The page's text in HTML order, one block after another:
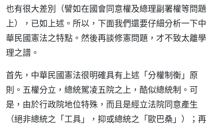
也有很大差別（譬如在國會同意權及總理副署權等問題
上），已如上述。所以，下面我們還要仔細分析一下中
華民國憲法之特點。然後再談修憲問題，才不致太離學
理之譜。
首先，中華民國憲法很明確具有上述「分權制衡」原
則。五權分立，總統駕凌五院之上，酷似總統制。可
是，由於行政院地位特殊，而且是經立法院同意產生
（絕非總統之「工具」，抑或總統之「歐巴桑」）；再